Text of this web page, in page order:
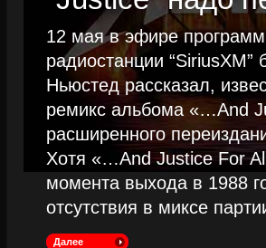
12 мая в эфире
радиостанции
Ньюстед рассказал,
ремикс альбома «…And
расширенного
Хотя «…And Justice For
момента выхода в 1988
отсутствия в миксе
Далее